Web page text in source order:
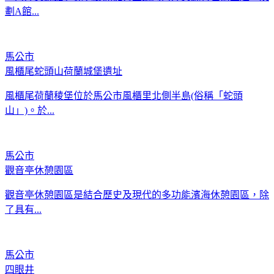
劃A館...
馬公市
風櫃尾蛇頭山荷蘭城堡遺址
風櫃尾荷蘭稜堡位於馬公市風櫃里北側半島(俗稱「蛇頭
山」)。於...
馬公市
觀音亭休憩園區
觀音亭休憩園區是結合歷史及現代的多功能濱海休憩園區，除
了具有...
馬公市
四眼井